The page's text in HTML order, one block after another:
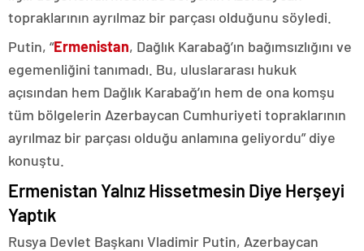
topraklarının ayrılmaz bir parçası olduğunu söyledi.
Putin, “Ermenistan, Dağlık Karabağ’ın bağımsızlığını ve
egemenliğini tanımadı. Bu, uluslararası hukuk
açısından hem Dağlık Karabağ’ın hem de ona komşu
tüm bölgelerin Azerbaycan Cumhuriyeti topraklarının
ayrılmaz bir parçası olduğu anlamına geliyordu” diye
konuştu.
Ermenistan Yalnız Hissetmesin Diye Herşeyi
Yaptık
Rusya Devlet Başkanı Vladimir Putin, Azerbaycan